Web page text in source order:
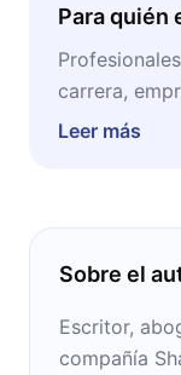
Para quién
carrera,
líderes de
Leer más
Sobre el
Escritor,
compañía